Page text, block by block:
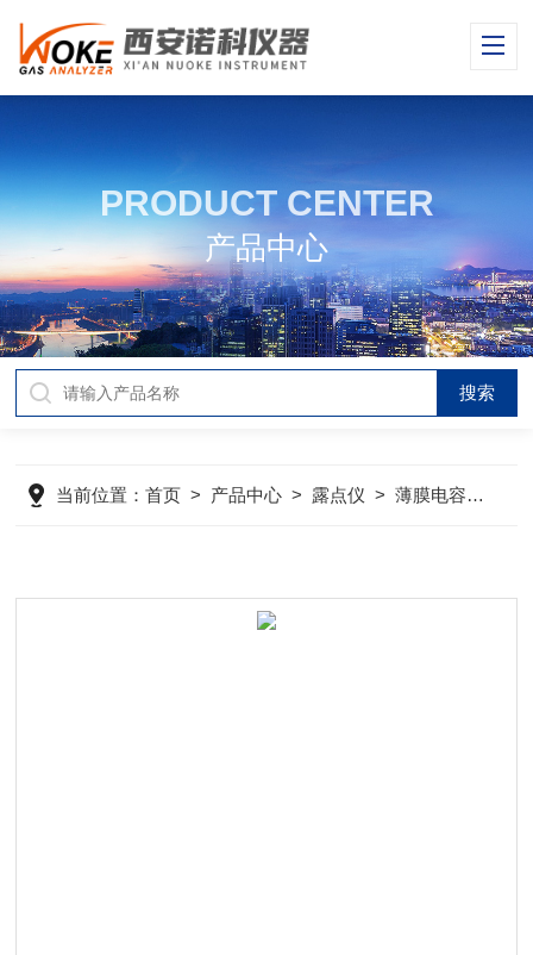
PRODUCT CENTER
产品中心
当前位置：首页 > 产品中心 > 露点仪 >薄膜电容露点仪